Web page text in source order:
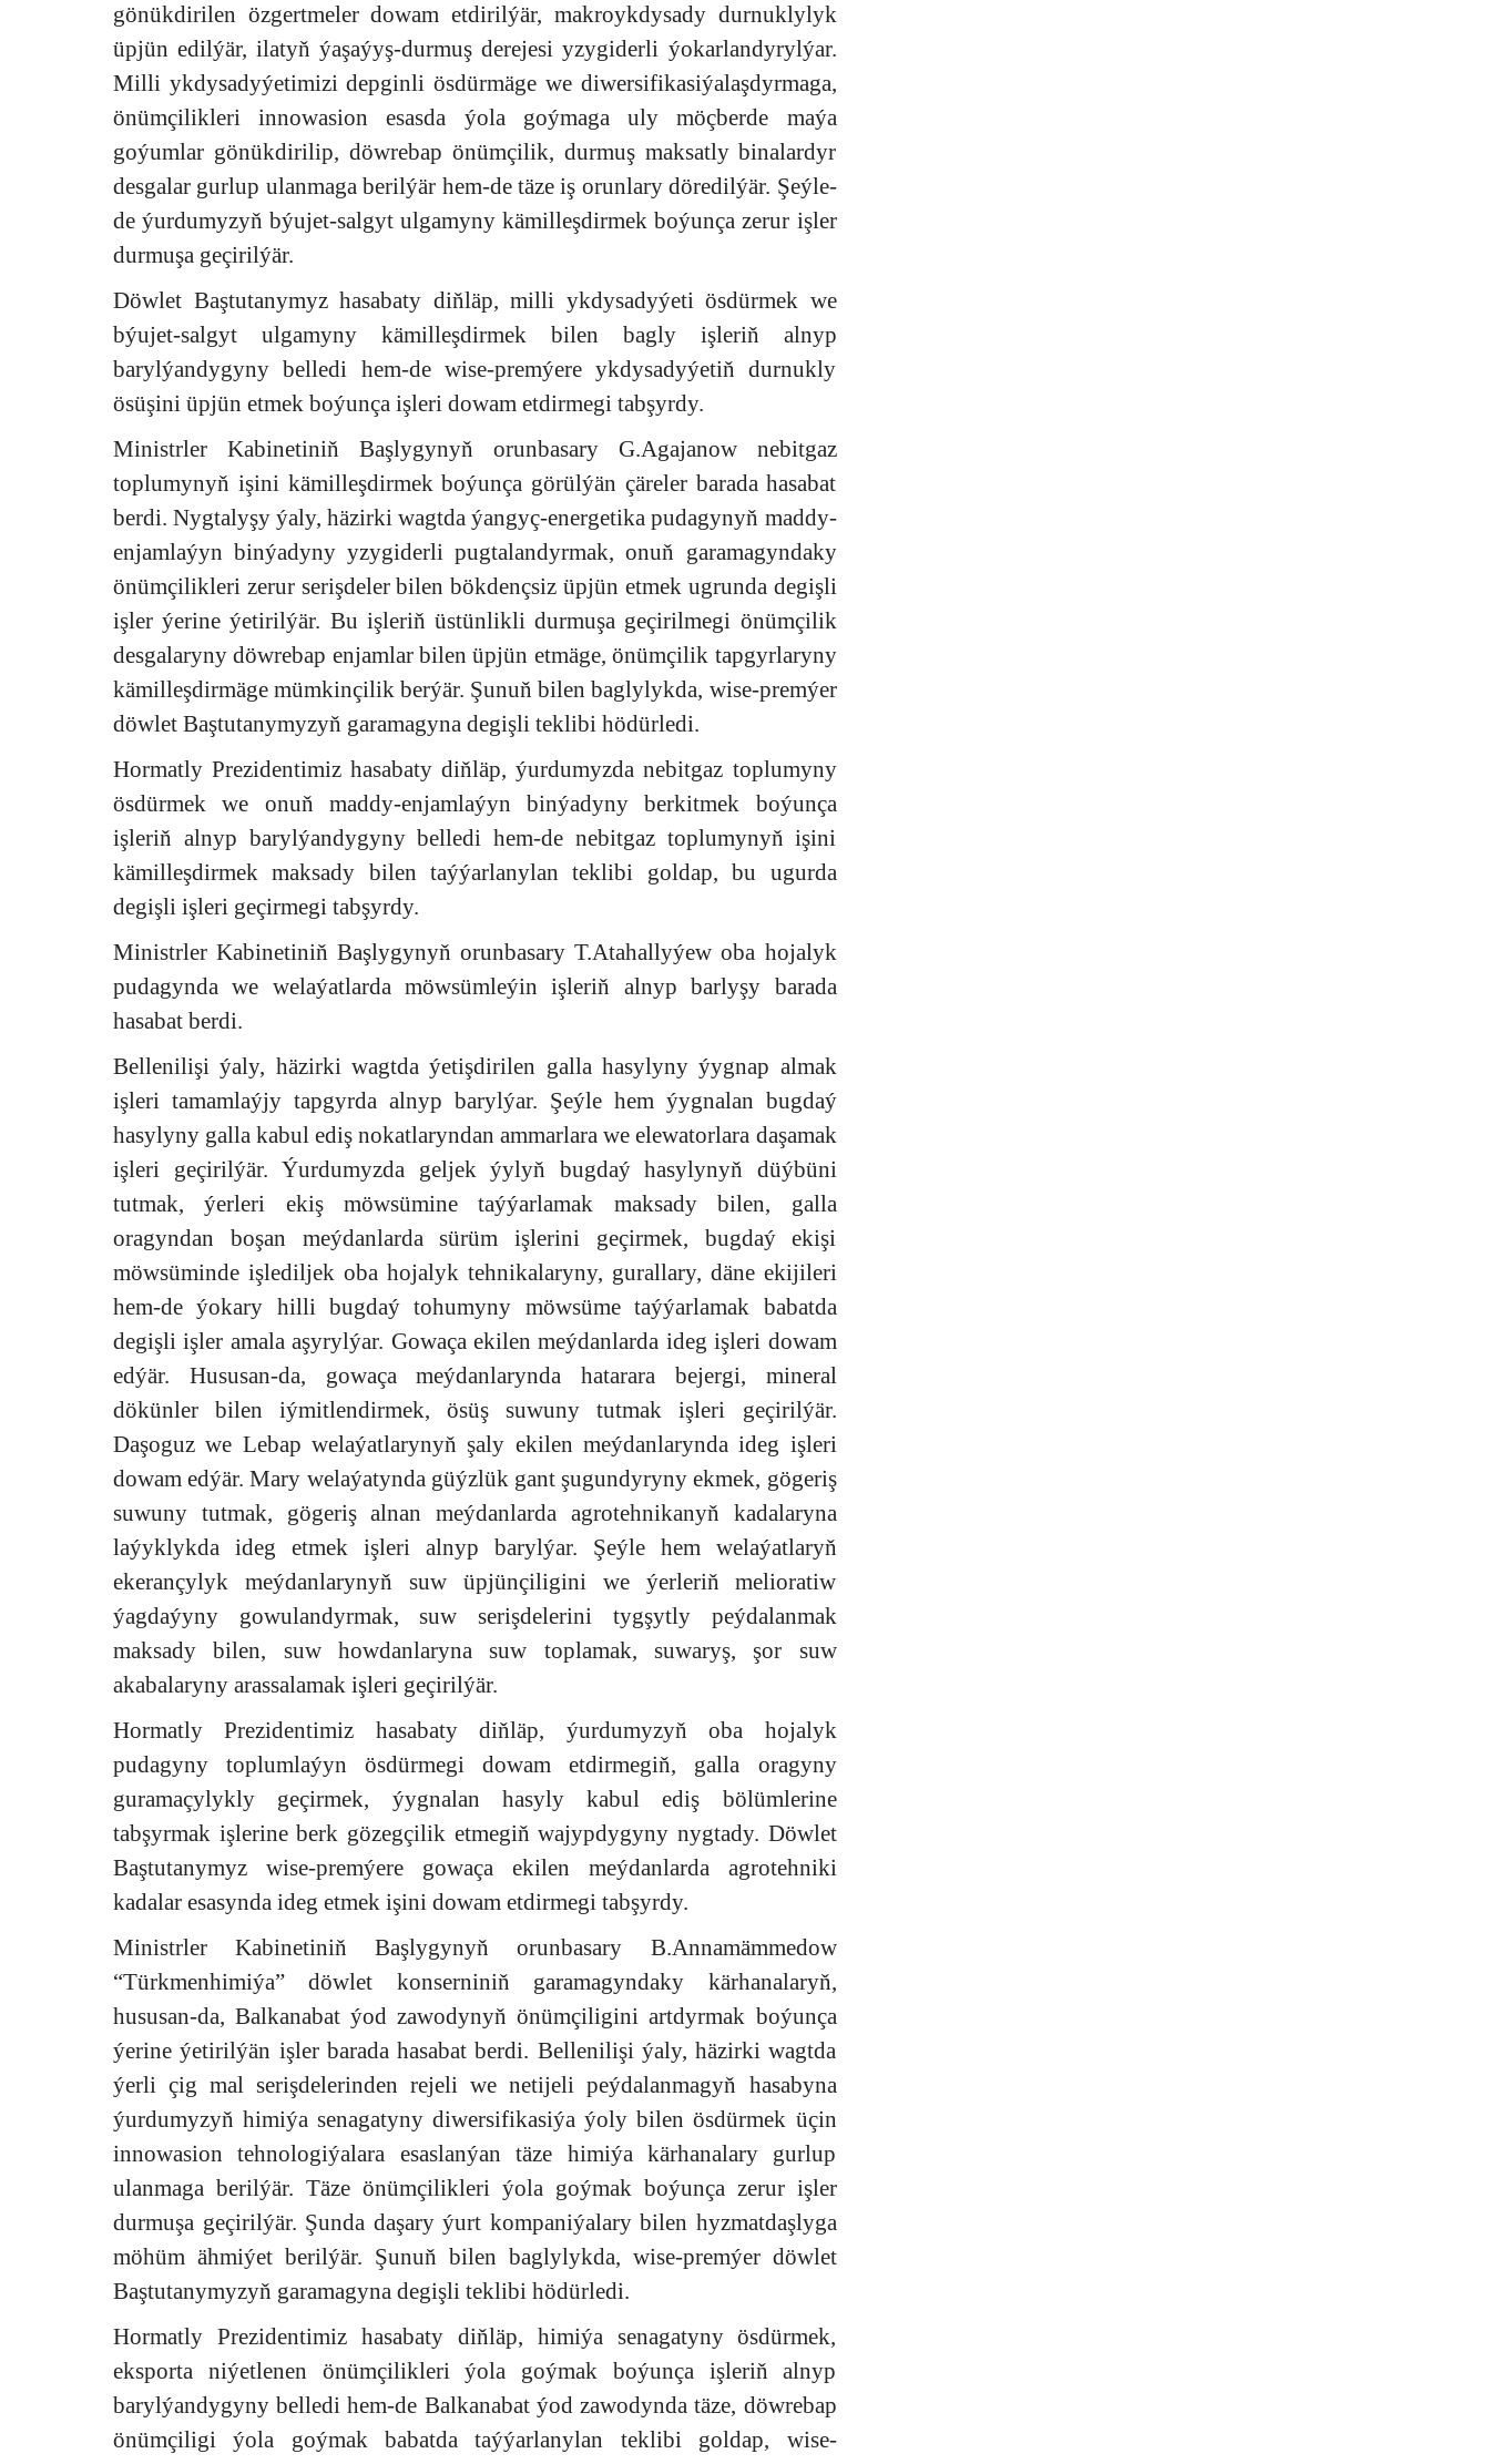
gönükdirilen özgertmeler dowam etdirilýär, makroykdysady durnuklylyk
üpjün edilýär, ilatyň ýaşaýyş-durmuş derejesi yzygiderli ýokarlandyrylýar.
Milli ykdysadyýetimizi depginli ösdürmäge we diwersifikasiýalaşdyrmaga,
önümçilikleri innowasion esasda ýola goýmaga uly möçberde maýa
goýumlar gönükdirilip, döwrebap önümçilik, durmuş maksatly binalardyr
desgalar gurlup ulanmaga berilýär hem-de täze iş orunlary döredilýär. Şeýle-
de ýurdumyzyň býujet-salgyt ulgamyny kämilleşdirmek boýunça zerur işler
durmuşa geçirilýär.
Döwlet Baştutanymyz hasabaty diňläp, milli ykdysadyýeti ösdürmek we
býujet-salgyt ulgamyny kämilleşdirmek bilen bagly işleriň alnyp
barylýandygyny belledi hem-de wise-premýere ykdysadyýetiň durnukly
ösüşini üpjün etmek boýunça işleri dowam etdirmegi tabşyrdy.
Ministrler Kabinetiniň Başlygynyň orunbasary G.Agajanow nebitgaz
toplumynyň işini kämilleşdirmek boýunça görülýän çäreler barada hasabat
berdi. Nygtalyşy ýaly, häzirki wagtda ýangyç-energetika pudagynyň maddy-
enjamlaýyn binýadyny yzygiderli pugtalandyrmak, onuň garamagyndaky
önümçilikleri zerur serişdeler bilen bökdençsiz üpjün etmek ugrunda degişli
işler ýerine ýetirilýär. Bu işleriň üstünlikli durmuşa geçirilmegi önümçilik
desgalaryny döwrebap enjamlar bilen üpjün etmäge, önümçilik tapgyrlaryny
kämilleşdirmäge mümkinçilik berýär. Şunuň bilen baglylykda, wise-premýer
döwlet Baştutanymyzyň garamagyna degişli teklibi hödürledi.
Hormatly Prezidentimiz hasabaty diňläp, ýurdumyzda nebitgaz toplumyny
ösdürmek we onuň maddy-enjamlaýyn binýadyny berkitmek boýunça
işleriň alnyp barylýandygyny belledi hem-de nebitgaz toplumynyň işini
kämilleşdirmek maksady bilen taýýarlanylan teklibi goldap, bu ugurda
degişli işleri geçirmegi tabşyrdy.
Ministrler Kabinetiniň Başlygynyň orunbasary T.Atahallyýew oba hojalyk
pudagynda we welaýatlarda möwsümleýin işleriň alnyp barlyşy barada
hasabat berdi.
Bellenilişi ýaly, häzirki wagtda ýetişdirilen galla hasylyny ýygnap almak
işleri tamamlaýjy tapgyrda alnyp barylýar. Şeýle hem ýygnalan bugdaý
hasylyny galla kabul ediş nokatlaryndan ammarlara we elewatorlara daşamak
işleri geçirilýär. Ýurdumyzda geljek ýylyň bugdaý hasylynyň düýbüni
tutmak, ýerleri ekiş möwsümine taýýarlamak maksady bilen, galla
oragyndan boşan meýdanlarda sürüm işlerini geçirmek, bugdaý ekişi
möwsüminde işlediljek oba hojalyk tehnikalaryny, gurallary, däne ekijileri
hem-de ýokary hilli bugdaý tohumyny möwsüme taýýarlamak babatda
degişli işler amala aşyrylýar. Gowaça ekilen meýdanlarda ideg işleri dowam
edýär. Hususan-da, gowaça meýdanlarynda hatarara bejergi, mineral
dökünler bilen iýmitlendirmek, ösüş suwuny tutmak işleri geçirilýär.
Daşoguz we Lebap welaýatlarynyň şaly ekilen meýdanlarynda ideg işleri
dowam edýär. Mary welaýatynda güýzlük gant şugundyryny ekmek, gögeriş
suwuny tutmak, gögeriş alnan meýdanlarda agrotehnikanyň kadalaryna
laýyklykda ideg etmek işleri alnyp barylýar. Şeýle hem welaýatlaryň
ekerançylyk meýdanlarynyň suw üpjünçiligini we ýerleriň melioratiw
ýagdaýyny gowulandyrmak, suw serişdelerini tygşytly peýdalanmak
maksady bilen, suw howdanlaryna suw toplamak, suwaryş, şor suw
akabalaryny arassalamak işleri geçirilýär.
Hormatly Prezidentimiz hasabaty diňläp, ýurdumyzyň oba hojalyk
pudagyny toplumlaýyn ösdürmegi dowam etdirmegiň, galla oragyny
guramaçylykly geçirmek, ýygnalan hasyly kabul ediş bölümlerine
tabşyrmak işlerine berk gözegçilik etmegiň wajypdygyny nygtady. Döwlet
Baştutanymyz wise-premýere gowaça ekilen meýdanlarda agrotehniki
kadalar esasynda ideg etmek işini dowam etdirmegi tabşyrdy.
Ministrler Kabinetiniň Başlygynyň orunbasary B.Annamämmedow
“Türkmenhimiýa” döwlet konserniniň garamagyndaky kärhanalaryň,
hususan-da, Balkanabat ýod zawodynyň önümçiligini artdyrmak boýunça
ýerine ýetirilýän işler barada hasabat berdi. Bellenilişi ýaly, häzirki wagtda
ýerli çig mal serişdelerinden rejeli we netijeli peýdalanmagyň hasabyna
ýurdumyzyň himiýa senagatyny diwersifikasiýa ýoly bilen ösdürmek üçin
innowasion tehnologiýalara esaslanýan täze himiýa kärhanalary gurlup
ulanmaga berilýär. Täze önümçilikleri ýola goýmak boýunça zerur işler
durmuşa geçirilýär. Şunda daşary ýurt kompaniýalary bilen hyzmatdaşlyga
möhüm ähmiýet berilýär. Şunuň bilen baglylykda, wise-premýer döwlet
Baştutanymyzyň garamagyna degişli teklibi hödürledi.
Hormatly Prezidentimiz hasabaty diňläp, himiýa senagatyny ösdürmek,
eksporta niýetlenen önümçilikleri ýola goýmak boýunça işleriň alnyp
barylýandygyny belledi hem-de Balkanabat ýod zawodynda täze, döwrebap
önümçiligi ýola goýmak babatda taýýarlanylan teklibi goldap, wise-